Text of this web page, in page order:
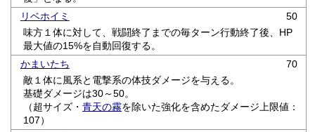
リベホイミ
50
味方１体に対して、戦闘終了までの毎ターン行動終了後、HP
最大値の15%を自動回復する。
かまいたち
70
敵１体に風系と電撃系の体技ダメージを与える。
基礎ダメージは30～50。
（超サイズ・青天の霧を除いた強化を含めたダメージ上限値：
107）